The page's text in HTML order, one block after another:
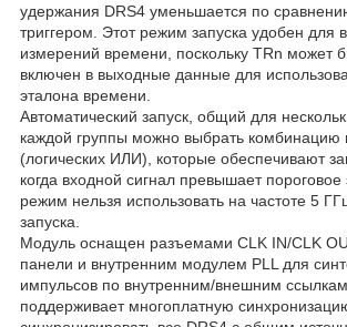
удержания DRS4 уменьшается по
триггером. Этот режим запуска удобен для
измерений времени, поскольку TRn может
включен в выходные данные для
эталона времени.
Автоматический запуск, общий для
каждой группы можно выбрать комбинацию
(логических ИЛИ), которые обеспечивают
когда входной сигнал превышает
режим нельзя использовать на частоте 5
запуска.
Модуль оснащен разъемами CLK IN/CLK
панели и внутренним модулем PLL для
импульсов по внутренним/внешним
поддерживает многоплатную